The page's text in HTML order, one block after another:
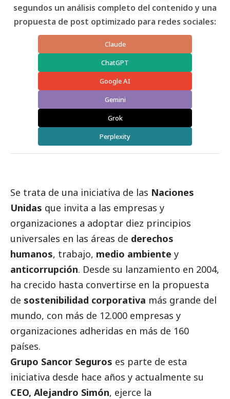
segundos un análisis completo del contenido y una
propuesta de post optimizado para redes sociales:
Claude
ChatGPT
Google AI
Gemini
Grok
Perplexity
Se trata de una iniciativa de las Naciones
Unidas que invita a las empresas y
organizaciones a adoptar diez principios
universales en las áreas de derechos
humanos, trabajo, medio ambiente y
anticorrupción. Desde su lanzamiento en 2004,
ha crecido hasta convertirse en la propuesta
de sostenibilidad corporativa más grande del
mundo, con más de 12.000 empresas y
organizaciones adheridas en más de 160
países.
Grupo Sancor Seguros es parte de esta
iniciativa desde hace años y actualmente su
CEO, Alejandro Simón, ejerce la